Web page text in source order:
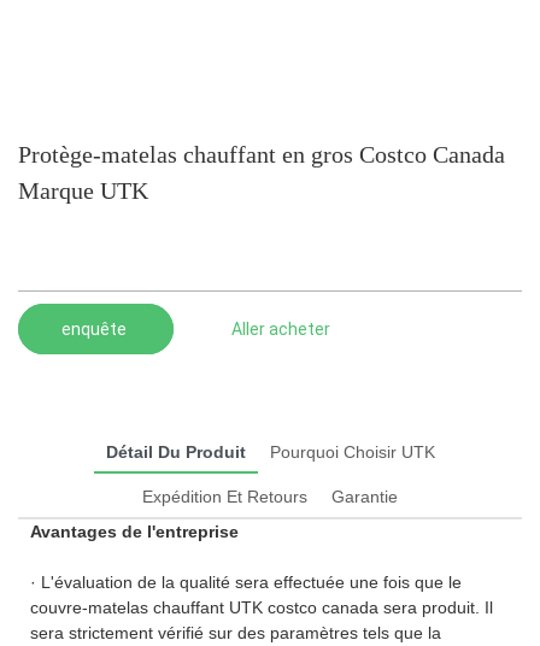
Protège-matelas chauffant en gros Costco Canada
Marque UTK
enquête Aller acheter
Détail Du Produit Pourquoi Choisir UTK
Expédition Et Retours
Garantie
Avantages de l'entreprise
· L'évaluation de la qualité sera effectuée une fois que le
couvre-matelas chauffant UTK costco canada sera produit. Il
sera strictement vérifié sur des paramètres tels que la